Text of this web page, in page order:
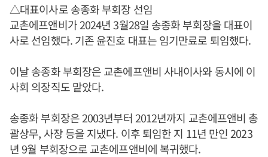
△대표이사로 송종화 부회장 선임
교촌에프앤비가 2024년 3월28일 송종화 부회장을 대표이
사로 선임했다. 기존 윤진호 대표는 임기만료로 퇴임했다.
이날 송종화 부회장은 교촌에프앤비 사내이사와 동시에 이
사회 의장직도 맡았다.
송종화 부회장은 2003년부터 2012년까지 교촌에프앤비 총
괄상무, 사장 등을 지냈다. 이후 퇴임한 지 11년 만인 2023
년 9월 부회장으로 교촌에프앤비에 복귀했다.